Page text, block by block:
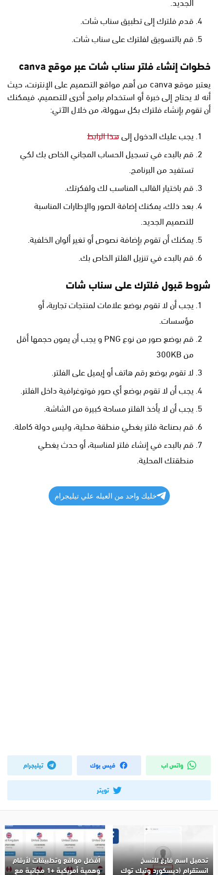
قدم فلترك إلى تطبيق سناب شات.
قم بالتسويق لفلترك على سناب شات.
خطوات إنشاء فلتر سناب شات عبر موقع canva
يعتبر موقع canva من أهم مواقع التصميم على الإنترنت، حيث
أنه لا يحتاج إلى خبرة أو استخدام برامج أخرى للتصميم، فيمكنك
أن تقوم بإنشاء فلترك بكل سهولة، من خلال الآتي:
يجب عليك الدخول إلىهذا الرابط
قم بالبدء في تسجيل الحساب المجاني الخاص بك لكي
تستفيد من البرنامج.
قم باختيار القالب المناسب لك ولفكرتك.
بعد ذلك، يمكنك إضافة الصور والإطارات المناسبة
للتصميم الجديد.
يمكنك أن تقوم بإضافة نصوص أو تغير ألوان الخلفية.
قم بالبدء في تنزيل الفلتر الخاص بك.
شروط قبول فلترك على سناب شات
يجب أن لا تقوم بوضع علامات لمنتجات تجارية، أو
مؤسسات.
قم بوضع صور من نوع PNG و يجب أن يمون حجمها أقل
من 300KB
لا تقوم بوضع رقم هاتف أو إيميل على الفلتر.
يجب أن لا تقوم بوضع أي صور فوتوغرافية داخل الفلتر.
يجب أن لا يأخذ الفلتر مساحة كبيرة من الشاشة.
قم بصناعة فلتر يغطي منطقة محلية، وليس دولة كاملة.
قم بالبدء في إنشاء فلتر لمناسبة، أو حدث يغطي
منطقتك المحلية.
خليك واحد من العيله علي تيليجرام
واتس اب فيس بوك تيليجرام
تويتر
تحميل اسم فارغ للنسخ
انستقرام (ديسكورد وتيك توك
أفضل مواقع وتطبيقات لأرقام
وهمية أمريكية +1 مجانية مع